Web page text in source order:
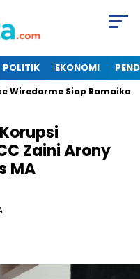
POLITIK EKONOMI
Siap Ramaikan
Zaini Arony
MA